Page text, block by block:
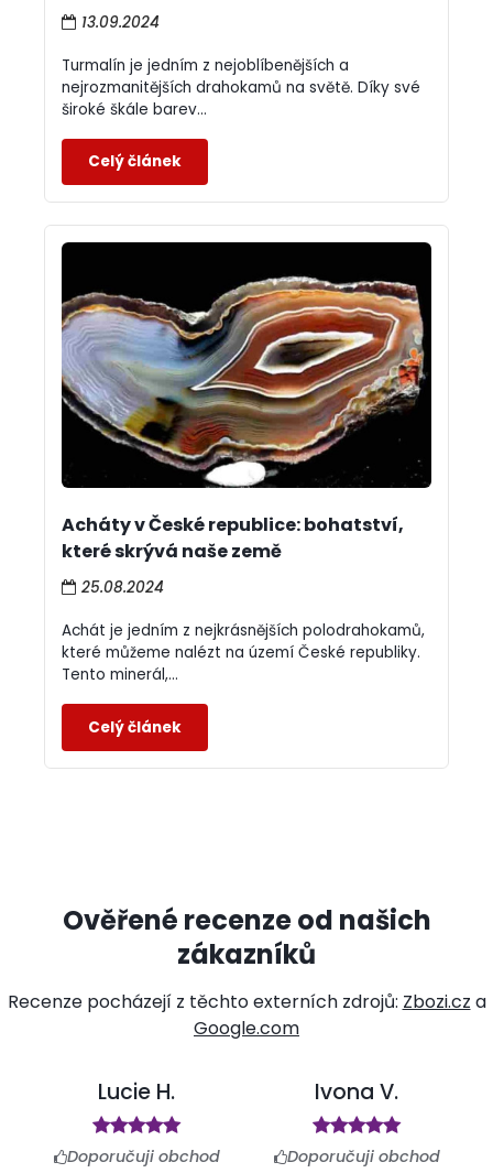
13.09.2024
Turmalín je jedním z nejoblíbenějších a
nejrozmanitějších drahokamů na světě. Díky své
široké škále barev...
Acháty v České republice: bohatství,
které skrývá naše země
25.08.2024
Achát je jedním z nejkrásnějších polodrahokamů,
které můžeme nalézt na území České republiky.
Tento minerál,...
Ověřené recenze od našich
zákazníků
Recenze pocházejí z těchto externích zdrojů: Zbozi.cz a
Google.com
Lucie H.
Doporučuji obchod
Ivona V.
Doporučuji obchod